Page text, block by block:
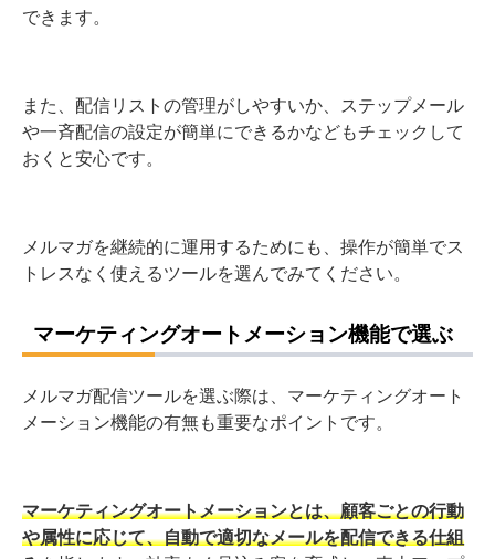
できます。
また、配信リストの管理がしやすいか、ステップメール
や一斉配信の設定が簡単にできるかなどもチェックして
おくと安心です。
メルマガを継続的に運用するためにも、操作が簡単でス
トレスなく使えるツールを選んでみてください。
マーケティングオートメーション機能で選ぶ
メルマガ配信ツールを選ぶ際は、マーケティングオート
メーション機能の有無も重要なポイントです。
マーケティングオートメーションとは、顧客ごとの行動
や属性に応じて、自動で適切なメールを配信できる仕組